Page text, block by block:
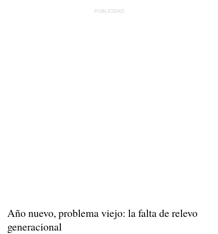
Año nuevo, problema viejo: la falta de relevo
generacional